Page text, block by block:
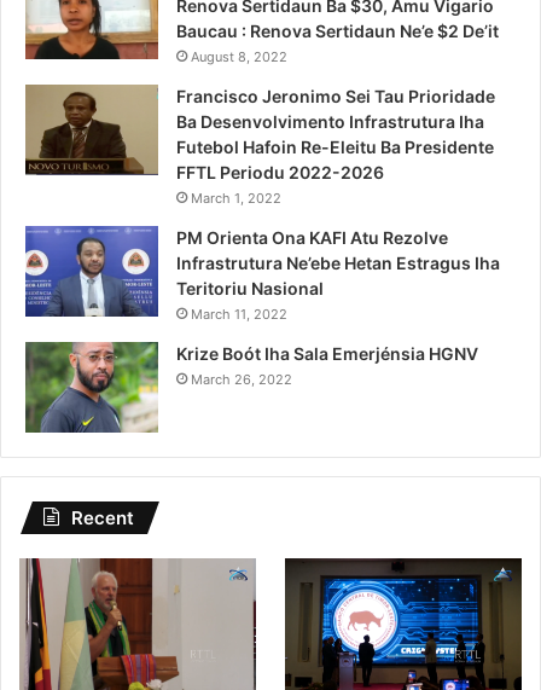
Renova Sertidaun Ba $30, Amu Vigario
Baucau : Renova Sertidaun Ne’e $2 De’it
August 8, 2022
Francisco Jeronimo Sei Tau Prioridade
Ba Desenvolvimento Infrastrutura Iha
Futebol Hafoin Re-Eleitu Ba Presidente
FFTL Periodu 2022-2026
March 1, 2022
PM Orienta Ona KAFI Atu Rezolve
Infrastrutura Ne’ebe Hetan Estragus Iha
Teritoriu Nasional
March 11, 2022
Krize Boót Iha Sala Emerjénsia HGNV
March 26, 2022
Recent